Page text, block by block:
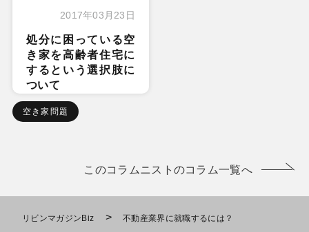
2017年03月23日
処分に困っている空
き家を高齢者住宅に
するという選択肢に
ついて
空き家問題
このコラムニストのコラム一覧へ
リビンマガジンBiz > 不動産業界に就職するには？